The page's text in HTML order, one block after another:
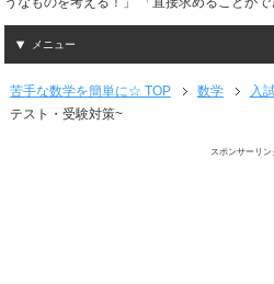
メニュー
苦手な数学を簡単に☆ TOP 数学 入
テスト・受験対策~
スポンサーリン